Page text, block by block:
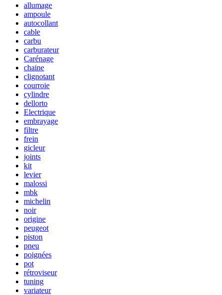
allumage
ampoule
autocollant
cable
carbu
carburateur
Carénage
chaine
clignotant
courroie
cylindre
dellorto
Electrique
embrayage
filtre
frein
gicleur
joints
kit
levier
malossi
mbk
michelin
noir
origine
peugeot
piston
pneu
poignées
pot
rétroviseur
tuning
variateur